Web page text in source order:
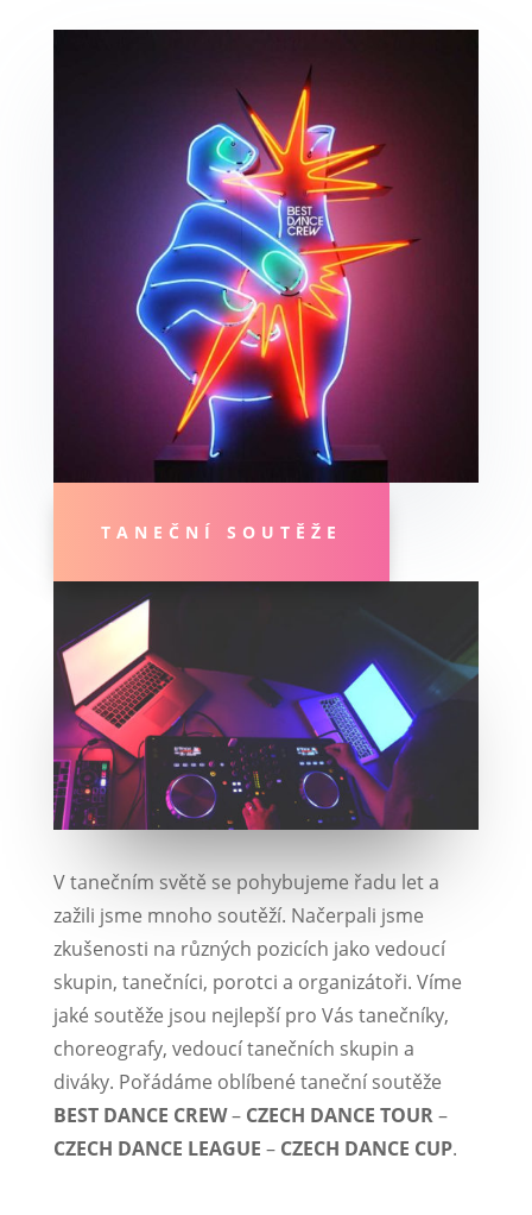
TANEČNÍ SOUTĚŽE
V tanečním světě se pohybujeme řadu let a
zažili jsme mnoho soutěží. Načerpali jsme
zkušenosti na různých pozicích jako vedoucí
skupin, tanečníci, porotci a organizátoři. Víme
jaké soutěže jsou nejlepší pro Vás tanečníky,
choreografy, vedoucí tanečních skupin a
diváky. Pořádáme oblíbené taneční soutěže
BEST DANCE CREW– CZECH DANCE TOUR–
CZECH DANCE LEAGUE – CZECH DANCE CUP.